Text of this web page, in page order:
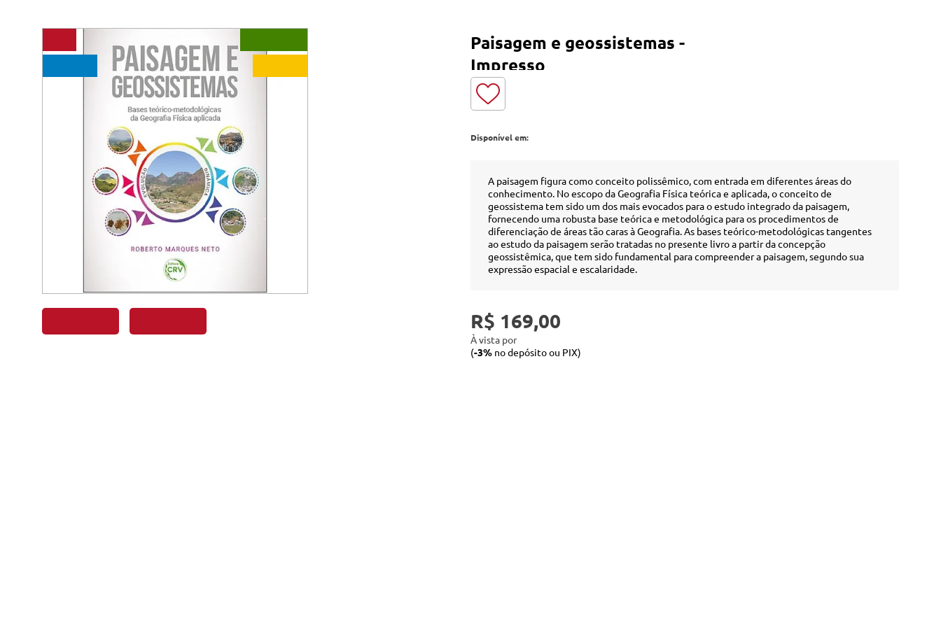
Paisagem e geossistemas -
Impresso
Disponível em:
A paisagem figura como conceito polissêmico, com entrada em diferentes áreas do
conhecimento. No escopo da Geografia Física teórica e aplicada, o conceito de
geossistema tem sido um dos mais evocados para o estudo integrado da paisagem,
fornecendo uma robusta base teórica e metodológica para os procedimentos de
diferenciação de áreas tão caras à Geografia. As bases teórico-metodológicas tangentes
ao estudo da paisagem serão tratadas no presente livro a partir da concepção
geossistêmica, que tem sido fundamental para compreender a paisagem, segundo sua
expressão espacial e escalaridade.
R$ 169,00
À vista por
(-3% no depósito ou PIX)